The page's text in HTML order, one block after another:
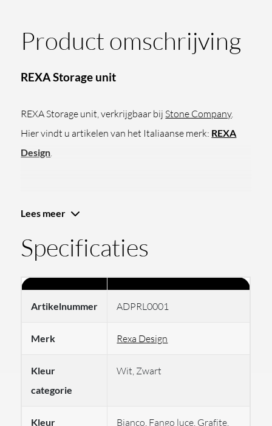
Product omschrijving
REXA Storage unit
REXA Storage unit, verkrijgbaar bijStone Company.
Hier vindt u artikelen van het Italiaanse merk: REXA
Design.
REXA Design presenteert de Storage unit, een veelzijdig
maakt. Dit kastje van 450 × 210 × 200 mm hoort bij het
Lees meer
Specificaties
Artikelnummer ADPRL0001
Merk Rexa Design
Kleur
categorie
Wit, Zwart
Kleur
Bianco, Fango luce, Grafite,